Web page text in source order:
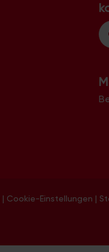
| Cookie-Einstellungen |